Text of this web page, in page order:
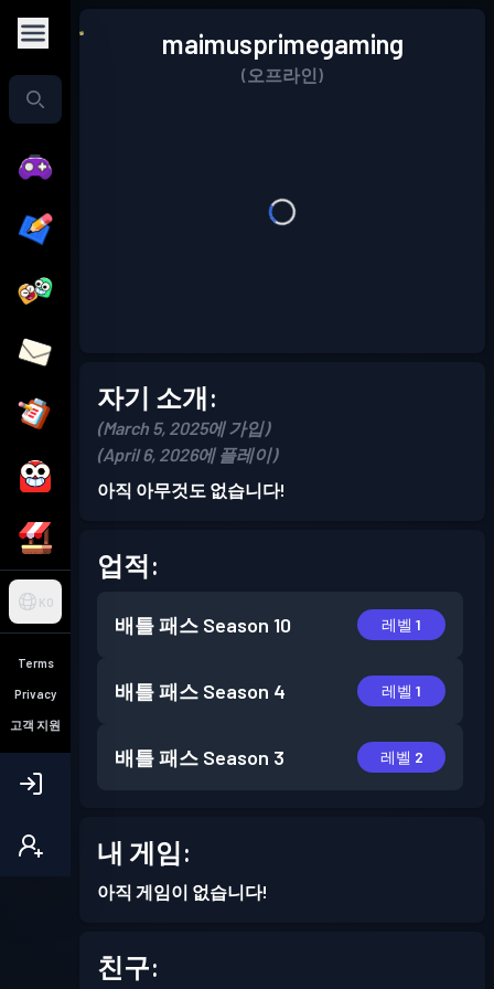
KO
Terms
Privacy
고객 지원
maimusprimegaming
(오프라인)
자기 소개:
(March 5, 2025에 가입)
(April 6, 2026에 플레이)
아직 아무것도 없습니다!
업적:
배틀 패스 Season 10 레벨 1
배틀 패스 Season 4 레벨 1
배틀 패스 Season 3 레벨 2
내 게임:
아직 게임이 없습니다!
친구: